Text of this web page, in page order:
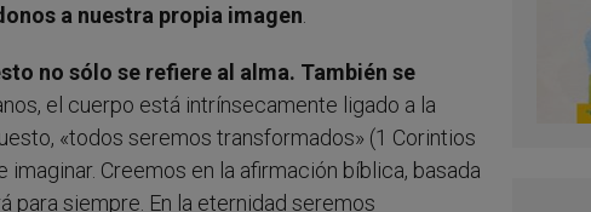
a nuestra propia imagen
no sólo se refiere al alma. También se
el cuerpo está intrínsecamente ligado a la
«todos seremos transformados» (1 Corintios
Creemos en la afirmación bíblica, basada
para siempre. En la eternidad seremos